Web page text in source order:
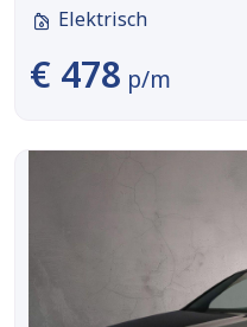
Elektrisch
€ 478 p/m